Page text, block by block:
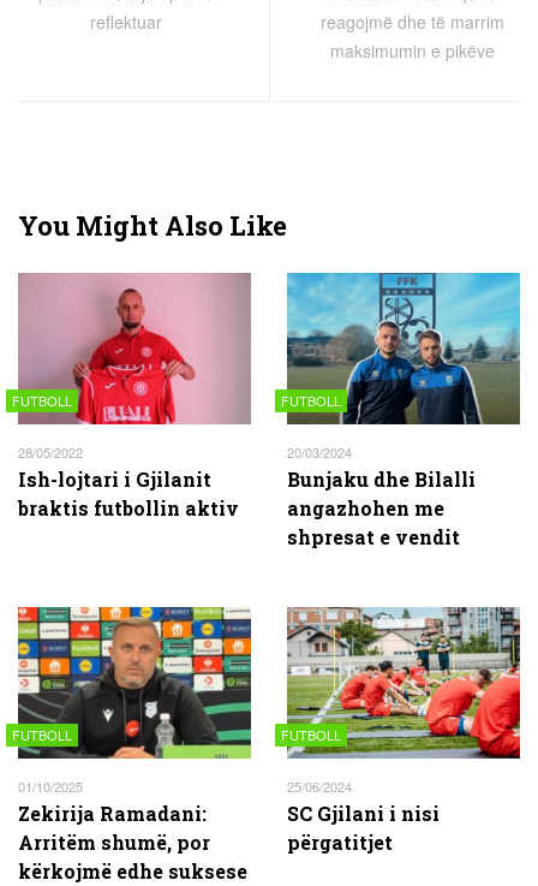
reflektuar
reagojmë dhe të marrim
maksimumin e pikëve
You Might Also Like
FUTBOLL
28/05/2022
Ish-lojtari i Gjilanit
braktis futbollin aktiv
FUTBOLL
20/03/2024
Bunjaku dhe Bilalli
angazhohen me
shpresat e vendit
FUTBOLL
01/10/2025
Zekirija Ramadani:
Arritëm shumë, por
kërkojmë edhe suksese
FUTBOLL
25/06/2024
SC Gjilani i nisi
përgatitjet